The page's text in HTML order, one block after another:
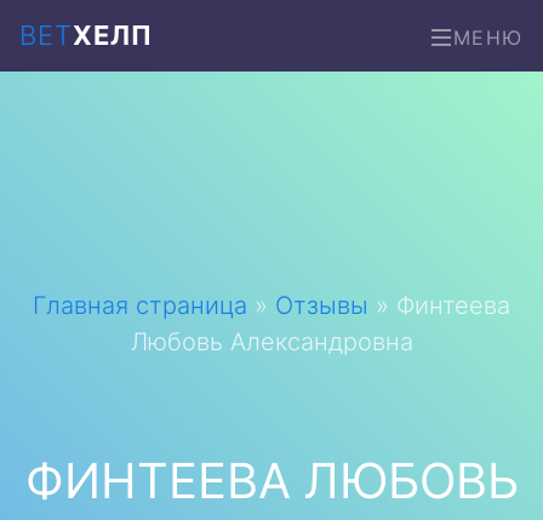
ВЕТХЕЛП МЕНЮ
Главная страница » Отзывы » Финтеева
Любовь Александровна
ФИНТЕЕВА ЛЮБОВЬ